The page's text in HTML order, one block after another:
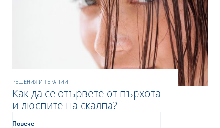
РЕШЕНИЯ И ТЕРАПИИ
Как да се отървете от пърхота
и люспите на скалпа?
Повече